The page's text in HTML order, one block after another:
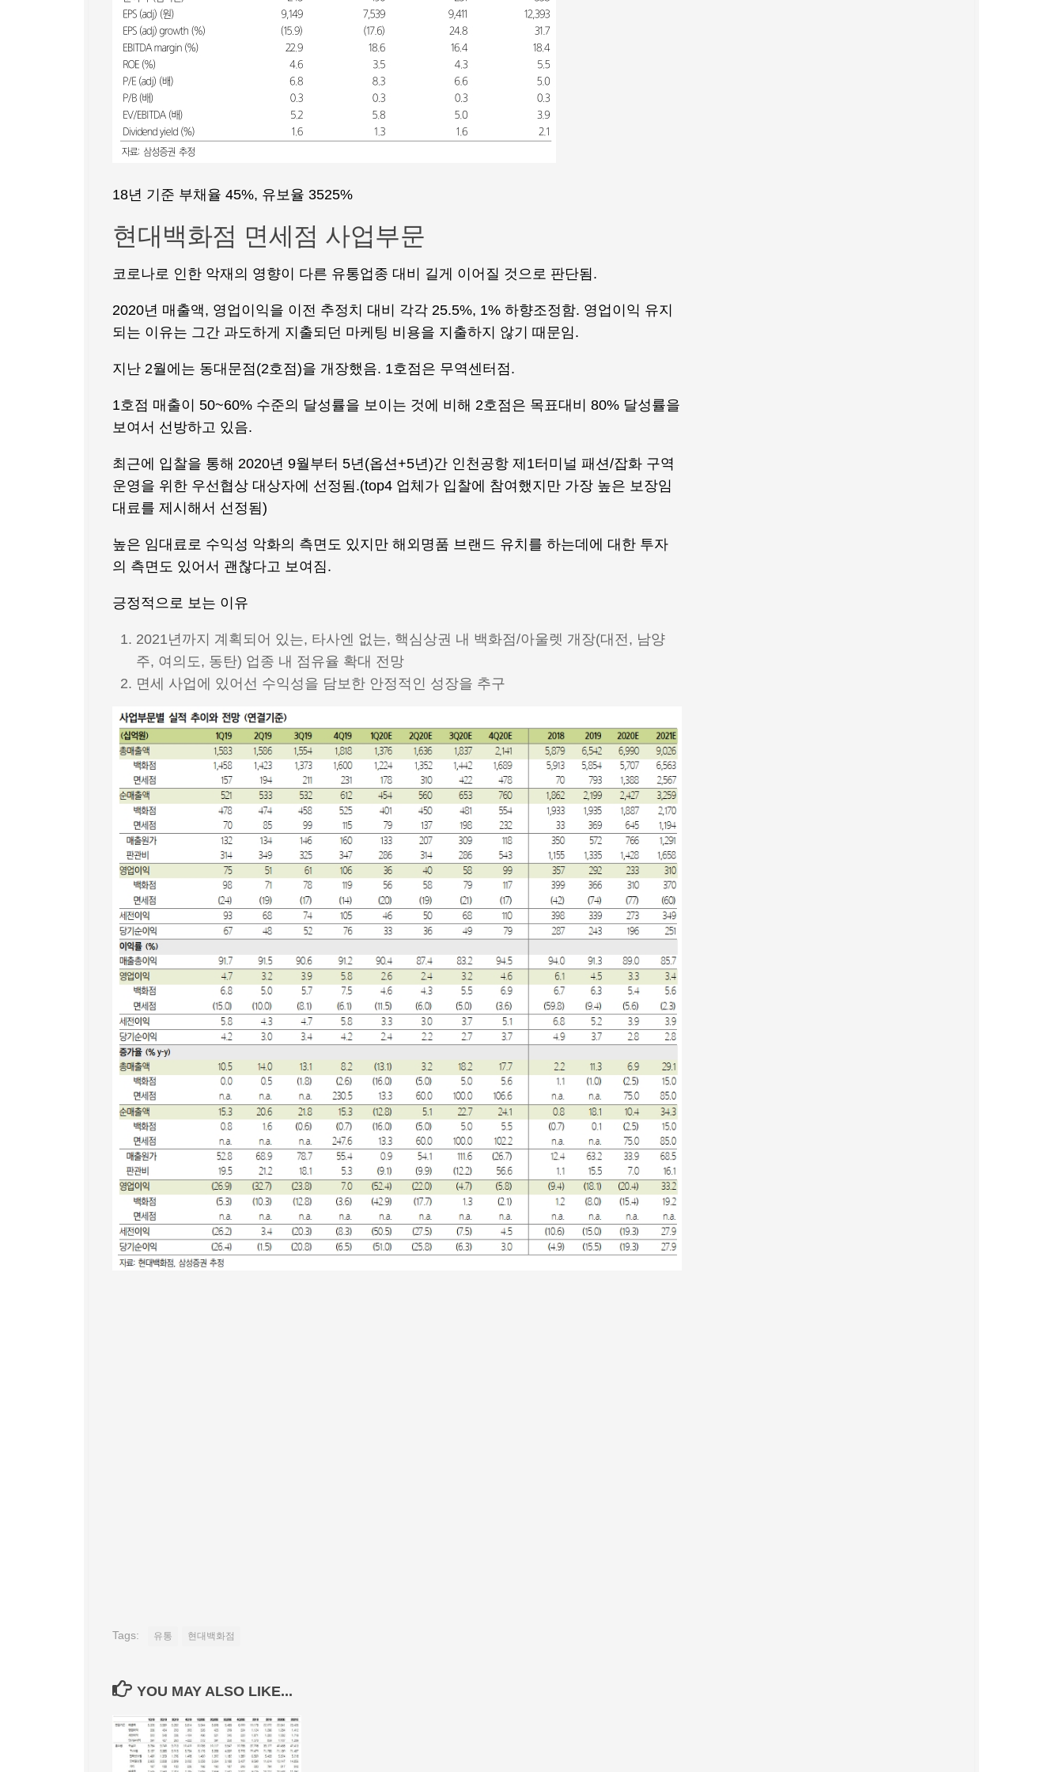
18년 기준 부채율 45%, 유보율 3525%
현대백화점 면세점 사업부문
코로나로 인한 악재의 영향이 다른 유통업종 대비 길게 이어질 것으로 판단됨.
2020년 매출액, 영업이익을 이전 추정치 대비 각각 25.5%, 1% 하향조정함. 영업이익 유지
되는 이유는 그간 과도하게 지출되던 마케팅 비용을 지출하지 않기 때문임.
지난 2월에는 동대문점(2호점)을 개장했음. 1호점은 무역센터점.
1호점 매출이 50~60% 수준의 달성률을 보이는 것에 비해 2호점은 목표대비 80% 달성률을
보여서 선방하고 있음.
최근에 입찰을 통해 2020년 9월부터 5년(옵션+5년)간 인천공항 제1터미널 패션/잡화 구역
운영을 위한 우선협상 대상자에 선정됨.(top4 업체가 입찰에 참여했지만 가장 높은 보장임
대료를 제시해서 선정됨)
높은 임대료로 수익성 악화의 측면도 있지만 해외명품 브랜드 유치를 하는데에 대한 투자
의 측면도 있어서 괜찮다고 보여짐.
긍정적으로 보는 이유
2021년까지 계획되어 있는, 타사엔 없는, 핵심상권 내 백화점/아울렛 개장(대전, 남양
주, 여의도, 동탄) 업종 내 점유율 확대 전망
면세 사업에 있어선 수익성을 담보한 안정적인 성장을 추구
Tags: 유통 현대백화점
YOU MAY ALSO LIKE...